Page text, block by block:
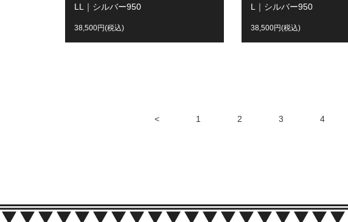
LL｜シルバー950
38,500円(税込)
L｜シルバー950
38,500円(税込)
< 1 2 3 4